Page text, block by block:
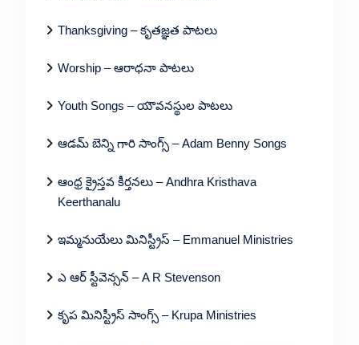
Thanksgiving – కృతజ్ఞత పాటలు
Worship – ఆరాధనా పాటలు
Youth Songs – యౌవనస్థుల పాటలు
ఆడమ్ బెన్ని గారి సాంగ్స్ – Adam Benny Songs
ఆంధ్ర క్రైస్తవ కీర్తనలు – Andhra Kristhava
Keerthanalu
ఇమ్మనుయేలు మినిస్ట్రీస్ – Emmanuel Ministries
ఎ ఆర్ స్టీవెన్సన్ – A R Stevenson
కృప మినిస్ట్రీస్ సాంగ్స్ – Krupa Ministries